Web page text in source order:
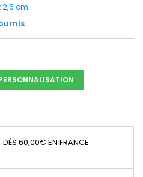
2,5 cm
DÈS 60,00€ EN FRANCE